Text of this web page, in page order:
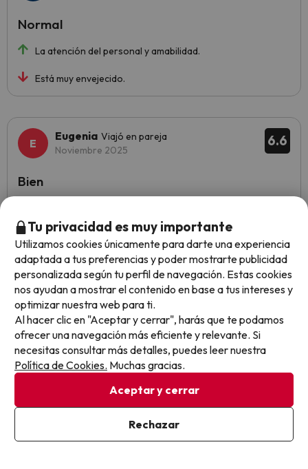
La atención del personal y amabilidad.
Está muy envejecido.
Normal
6.6
Eugenia Viajó en pareja
Noviembre 2025
Lo peor, la gallinas correteando por la zona de piscina.
Bien
7.1
Eduardo Viajó en pareja
Noviembre 2025
En la habitación hacía frío y no había forma de subir la
Si no alquilas un coche y te vas al sur no ves el sol
Bien
Tu privacidad es muy importante
Utilizamos cookies únicamente para darte una experiencia
adaptada a tus preferencias y poder mostrarte publicidad
personalizada según tu perfil de navegación. Estas cookies
nos ayudan a mostrar el contenido en base a tus intereses y
optimizar nuestra web para ti.
Al hacer clic en "Aceptar y cerrar", harás que te podamos
ofrecer una navegación más eficiente y relevante. Si
necesitas consultar más detalles, puedes leer nuestra
Política de Cookies. Muchas gracias.
Aceptar y cerrar
Rechazar